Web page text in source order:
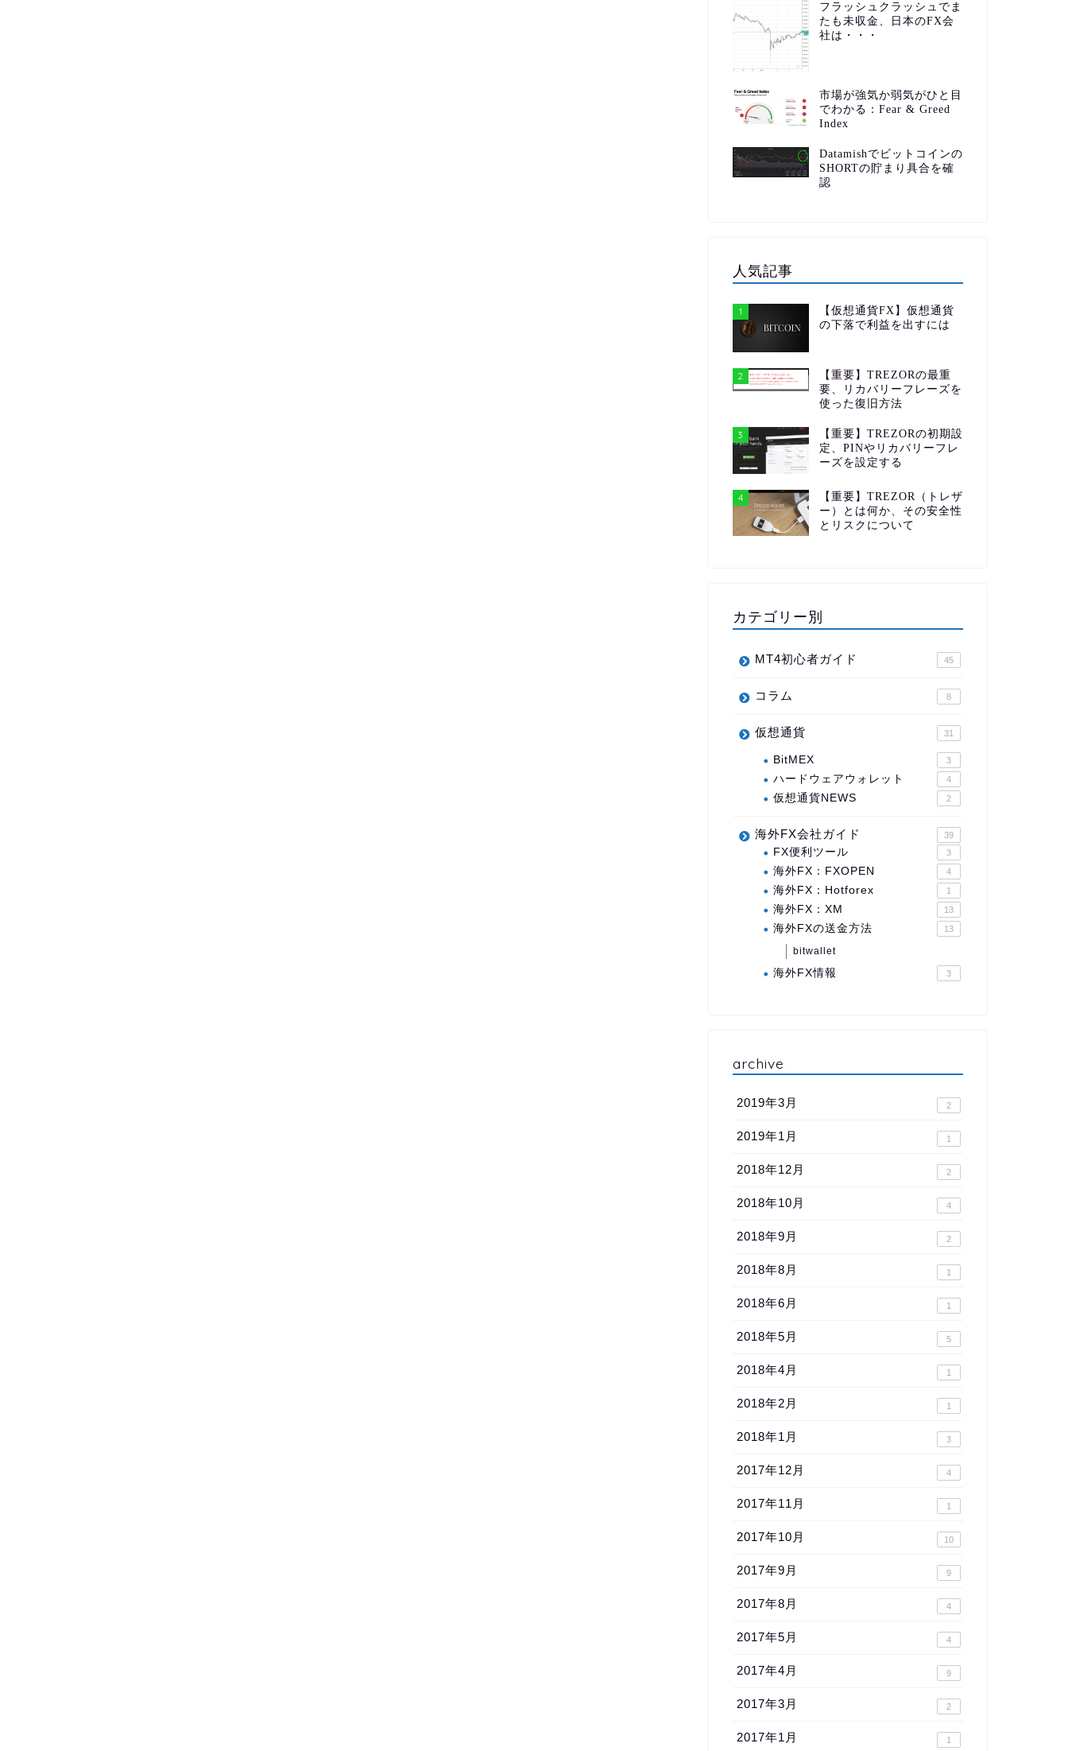
フラッシュクラッシュでま
たも未収金、日本のFX会
社は・・・
市場が強気か弱気がひと目
でわかる：Fear & Greed
Index
Datamishでビットコインの
SHORTの貯まり具合を確
認
人気記事
1
【仮想通貨FX】仮想通貨
の下落で利益を出すには
2
【重要】TREZORの最重
要、リカバリーフレーズを
使った復旧方法
3
【重要】TREZORの初期設
定、PINやリカバリーフレ
ーズを設定する
4
【重要】TREZOR（トレザ
ー）とは何か、その安全性
とリスクについて
カテゴリー別
MT4初心者ガイド 45
コラム 8
仮想通貨 31
BitMEX 3
ハードウェアウォレット 4
仮想通貨NEWS 2
海外FX会社ガイド 39
FX便利ツール 3
海外FX：FXOPEN 4
海外FX：Hotforex 1
海外FX：XM 13
海外FXの送金方法 13
bitwallet
海外FX情報 3
archive
2019年3月 2
2019年1月 1
2018年12月 2
2018年10月 4
2018年9月 2
2018年8月 1
2018年6月 1
2018年5月 5
2018年4月 1
2018年2月 1
2018年1月 3
2017年12月 4
2017年11月 1
2017年10月 10
2017年9月 9
2017年8月 4
2017年5月 4
2017年4月 9
2017年3月 2
2017年1月 1